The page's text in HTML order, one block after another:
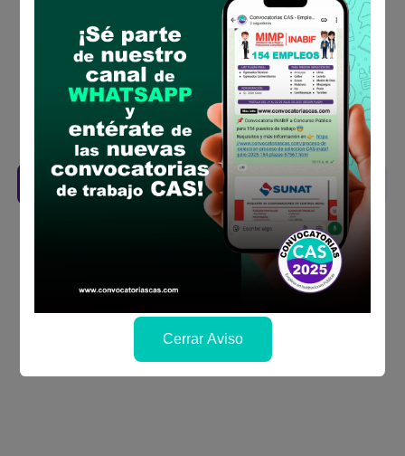
requisitos para el puesto
Prepara tu documentación y presentalo en
la fechas y por los medios que indica las
bases
Revisar el cronograma para conocer cuando
se publicará los resultados
Descarga aquí las Bases
Cerrar Aviso